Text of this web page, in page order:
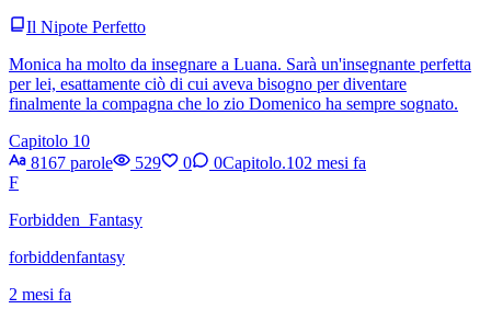
Il Nipote Perfetto
Monica ha molto da insegnare a Luana. Sarà un'insegnante perfetta
per lei, esattamente ciò di cui aveva bisogno per diventare
finalmente la compagna che lo zio Domenico ha sempre sognato.
Capitolo 10
8167 parole
529 0 0Capitolo.102 mesi fa
F
Forbidden_Fantasy
forbiddenfantasy
2 mesi fa